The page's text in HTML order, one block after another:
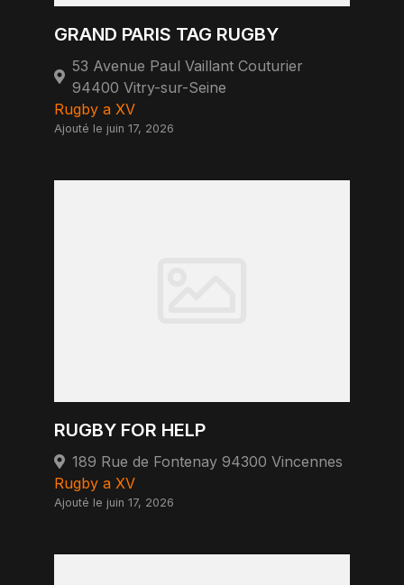
GRAND PARIS TAG RUGBY
53 Avenue Paul Vaillant Couturier
94400 Vitry-sur-Seine
Rugby a XV
Ajouté le juin 17, 2026
RUGBY FOR HELP
189 Rue de Fontenay 94300 Vincennes
Rugby a XV
Ajouté le juin 17, 2026